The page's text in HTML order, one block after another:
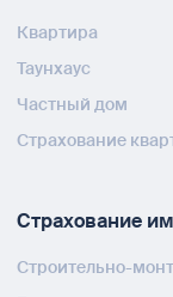
Квартира
Таунхаус
Частный дом
Страхование
Страхование
Строительно-